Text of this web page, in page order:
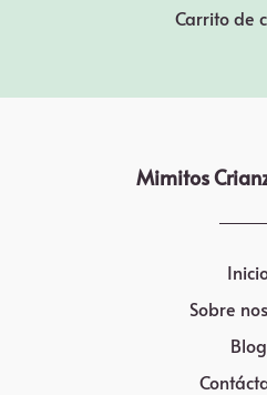
Carrito de
Mimitos
Sobre
Blog